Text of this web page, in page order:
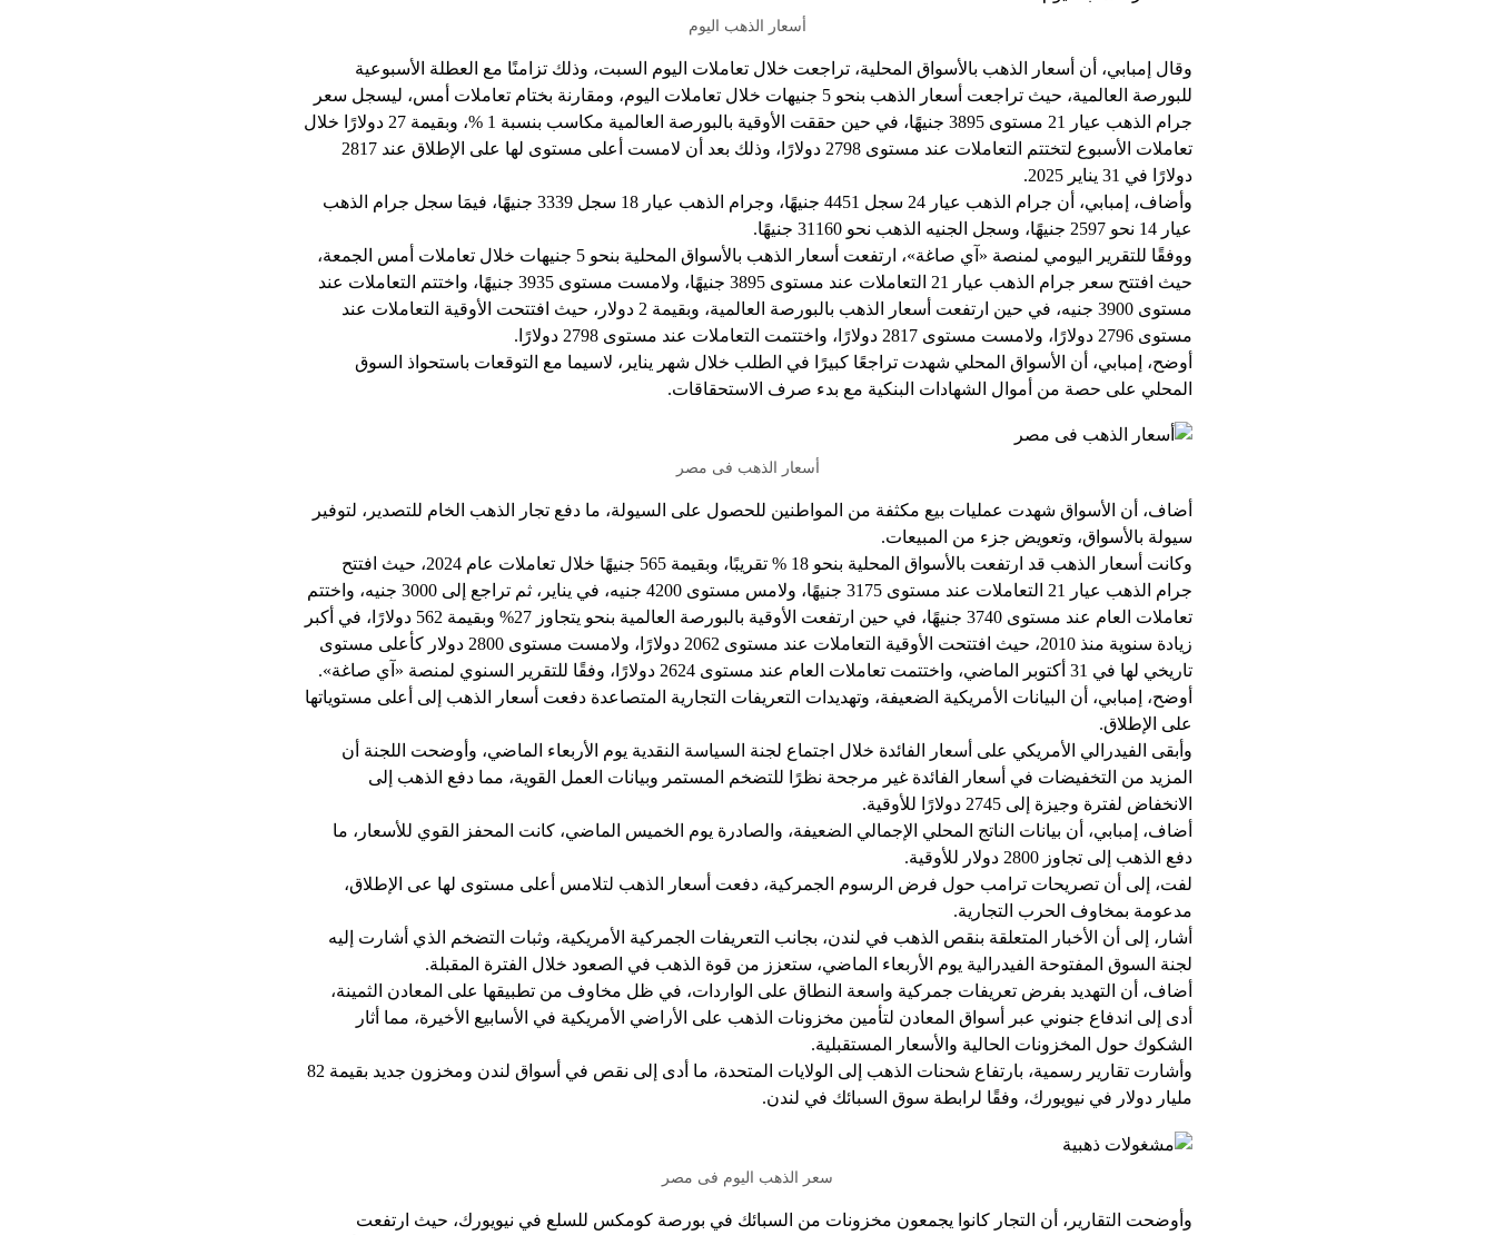
أسعار الذهب اليوم
وقال إمبابي، أن أسعار الذهب بالأسواق المحلية، تراجعت خلال تعاملات اليوم السبت، وذلك تزامنًا مع العطلة الأسبوعية
للبورصة العالمية، حيث تراجعت أسعار الذهب بنحو 5 جنيهات خلال تعاملات اليوم، ومقارنة بختام تعاملات أمس، ليسجل سعر
جرام الذهب عيار 21 مستوى 3895 جنيهًا، في حين حققت الأوقية بالبورصة العالمية مكاسب بنسبة 1 %، وبقيمة 27 دولارًا خلال
تعاملات الأسبوع لتختتم التعاملات عند مستوى 2798 دولارًا، وذلك بعد أن لامست أعلى مستوى لها على الإطلاق عند 2817
دولارًا في 31 يناير 2025.
وأضاف، إمبابي، أن جرام الذهب عيار 24 سجل 4451 جنيهًا، وجرام الذهب عيار 18 سجل 3339 جنيهًا، فيمَا سجل جرام الذهب
عيار 14 نحو 2597 جنيهًا، وسجل الجنيه الذهب نحو 31160 جنيهًا.
ووفقًا للتقرير اليومي لمنصة «آي صاغة»، ارتفعت أسعار الذهب بالأسواق المحلية بنحو 5 جنيهات خلال تعاملات أمس الجمعة،
حيث افتتح سعر جرام الذهب عيار 21 التعاملات عند مستوى 3895 جنيهًا، ولامست مستوى 3935 جنيهًا، واختتم التعاملات عند
مستوى 3900 جنيه، في حين ارتفعت أسعار الذهب بالبورصة العالمية، وبقيمة 2 دولار، حيث افتتحت الأوقية التعاملات عند
مستوى 2796 دولارًا، ولامست مستوى 2817 دولارًا، واختتمت التعاملات عند مستوى 2798 دولارًا.
أوضح، إمبابي، أن الأسواق المحلي شهدت تراجعًا كبيرًا في الطلب خلال شهر يناير، لاسيما مع التوقعات باستحواذ السوق
المحلي على حصة من أموال الشهادات البنكية مع بدء صرف الاستحقاقات.
أسعار الذهب فى مصر
أضاف، أن الأسواق شهدت عمليات بيع مكثفة من المواطنين للحصول على السيولة، ما دفع تجار الذهب الخام للتصدير، لتوفير
سيولة بالأسواق، وتعويض جزء من المبيعات.
وكانت أسعار الذهب قد ارتفعت بالأسواق المحلية بنحو 18 % تقريبًا، وبقيمة 565 جنيهًا خلال تعاملات عام 2024، حيث افتتح
جرام الذهب عيار 21 التعاملات عند مستوى 3175 جنيهًا، ولامس مستوى 4200 جنيه، في يناير، ثم تراجع إلى 3000 جنيه، واختتم
تعاملات العام عند مستوى 3740 جنيهًا، في حين ارتفعت الأوقية بالبورصة العالمية بنحو يتجاوز 27% وبقيمة 562 دولارًا، في أكبر
زيادة سنوية منذ 2010، حيث افتتحت الأوقية التعاملات عند مستوى 2062 دولارًا، ولامست مستوى 2800 دولار كأعلى مستوى
تاريخي لها في 31 أكتوبر الماضي، واختتمت تعاملات العام عند مستوى 2624 دولارًا، وفقًا للتقرير السنوي لمنصة «آي صاغة».
أوضح، إمبابي، أن البيانات الأمريكية الضعيفة، وتهديدات التعريفات التجارية المتصاعدة دفعت أسعار الذهب إلى أعلى مستوياتها
على الإطلاق.
وأبقى الفيدرالي الأمريكي على أسعار الفائدة خلال اجتماع لجنة السياسة النقدية يوم الأربعاء الماضي، وأوضحت اللجنة أن
المزيد من التخفيضات في أسعار الفائدة غير مرجحة نظرًا للتضخم المستمر وبيانات العمل القوية، مما دفع الذهب إلى
الانخفاض لفترة وجيزة إلى 2745 دولارًا للأوقية.
أضاف، إمبابي، أن بيانات الناتج المحلي الإجمالي الضعيفة، والصادرة يوم الخميس الماضي، كانت المحفز القوي للأسعار، ما
دفع الذهب إلى تجاوز 2800 دولار للأوقية.
لفت، إلى أن تصريحات ترامب حول فرض الرسوم الجمركية، دفعت أسعار الذهب لتلامس أعلى مستوى لها عى الإطلاق،
مدعومة بمخاوف الحرب التجارية.
أشار، إلى أن الأخبار المتعلقة بنقص الذهب في لندن، بجانب التعريفات الجمركية الأمريكية، وثبات التضخم الذي أشارت إليه
لجنة السوق المفتوحة الفيدرالية يوم الأربعاء الماضي، ستعزز من قوة الذهب في الصعود خلال الفترة المقبلة.
أضاف، أن التهديد بفرض تعريفات جمركية واسعة النطاق على الواردات، في ظل مخاوف من تطبيقها على المعادن الثمينة،
أدى إلى اندفاع جنوني عبر أسواق المعادن لتأمين مخزونات الذهب على الأراضي الأمريكية في الأسابيع الأخيرة، مما أثار
الشكوك حول المخزونات الحالية والأسعار المستقبلية.
وأشارت تقارير رسمية، بارتفاع شحنات الذهب إلى الولايات المتحدة، ما أدى إلى نقص في أسواق لندن ومخزون جديد بقيمة 82
مليار دولار في نيويورك، وفقًا لرابطة سوق السبائك في لندن.
سعر الذهب اليوم فى مصر
وأوضحت التقارير، أن التجار كانوا يجمعون مخزونات من السبائك في بورصة كومكس للسلع في نيويورك، حيث ارتفعت